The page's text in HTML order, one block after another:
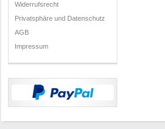
Widerrufsrecht
Privatsphäre und Datenschutz
AGB
Impressum